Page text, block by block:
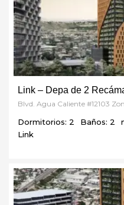
Link – Depa de 2
Dormitorios: 2 Baños: 2
Link